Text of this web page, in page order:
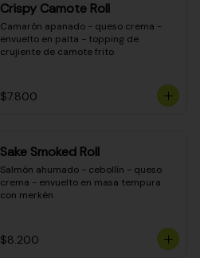
Crispy Camote Roll
Camarón apanado - queso crema -
envuelto en palta - topping de
crujiente de camote frito
$7.800
Sake Smoked Roll
Salmón ahumado - cebollín - queso
crema - envuelto en masa tempura
con merkén
$8.200